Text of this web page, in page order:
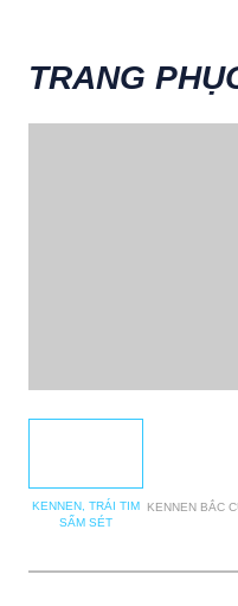
TRANG
KENNEN, TRÁI TIM
SẤM SÉT
KENNEN BẮC